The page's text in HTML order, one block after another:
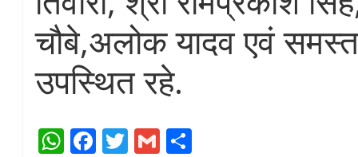
चौबे,अलोक यादव एवं
उपस्थित रहे.
W Fa T
G